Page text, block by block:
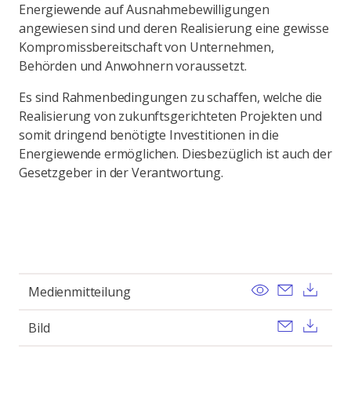
Energiewende auf Ausnahmebewilligungen
angewiesen sind und deren Realisierung eine gewisse
Kompromissbereitschaft von Unternehmen,
Behörden und Anwohnern voraussetzt.
Es sind Rahmenbedingungen zu schaffen, welche die
Realisierung von zukunftsgerichteten Projekten und
somit dringend benötigte Investitionen in die
Energiewende ermöglichen. Diesbezüglich ist auch der
Gesetzgeber in der Verantwortung.
Medienmitteilung View Send
Bild Send